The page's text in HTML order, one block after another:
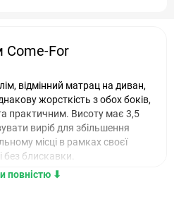
Come-For
відмінний матрац на диван,
жорсткість з обох боків,
практичним. Висоту має 3,5
виріб для збільшення
місці в рамках своєї
без блискавки.
Come-For - коротко
повністю ⬇︎